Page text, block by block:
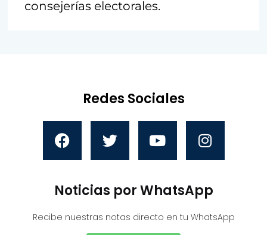
consejerías electorales.
Redes Sociales
Noticias por WhatsApp
Recibe nuestras notas directo en tu WhatsApp